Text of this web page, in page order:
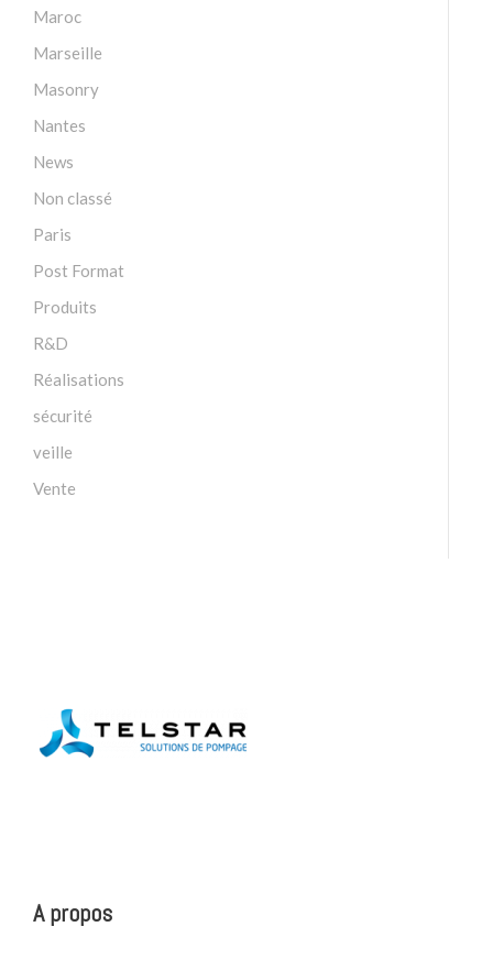
Maroc
Marseille
Masonry
Nantes
News
Non classé
Paris
Post Format
Produits
R&D
Réalisations
sécurité
veille
Vente
A propos